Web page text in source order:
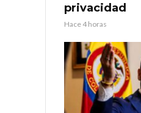
privacidad
Hace 4 horas